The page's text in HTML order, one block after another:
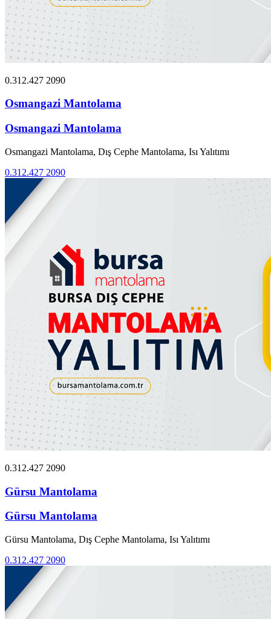
0.312.427 2090
Osmangazi Mantolama
Osmangazi Mantolama
Osmangazi Mantolama, Dış Cephe Mantolama, Isı Yalıtımı
0.312.427 2090
0.312.427 2090
Gürsu Mantolama
Gürsu Mantolama
Gürsu Mantolama, Dış Cephe Mantolama, Isı Yalıtımı
0.312.427 2090